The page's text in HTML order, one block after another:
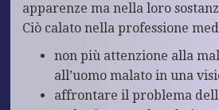
apparenze ma nella loro
Ciò calato nella professione
non più attenzione alla
all’uomo malato in una
affrontare il problema